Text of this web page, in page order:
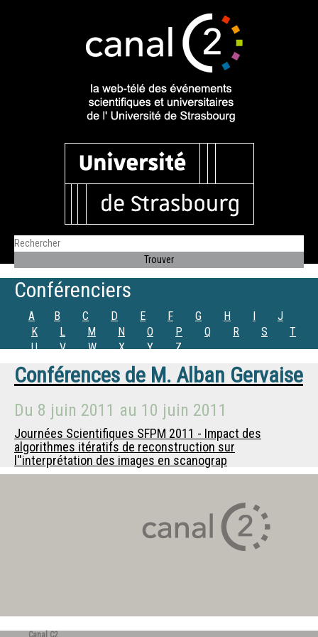
Conférenciers
A B C D E F G H I
J
K
L M N O P Q R S
T
U
V W X Y Z
Conférences de M. Alban Gervaise
Du 8 juin 2011 au 10 juin 2011
Journées Scientifiques SFPM 2011 - Impact des
algorithmes itératifs de reconstruction sur
l''interprétation des images en scanograp
Canal C2